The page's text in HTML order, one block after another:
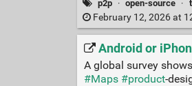
p2p · open-source ·
February 12, 2026 at
Android or
A global survey
#Maps #product-